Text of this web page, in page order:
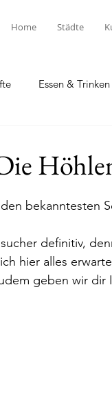
Home Städte
Essen & Trinken
bekanntesten
definitiv,
hier alles
geben wir